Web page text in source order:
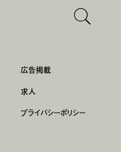
広告掲載
求人
プライバシーポリシー